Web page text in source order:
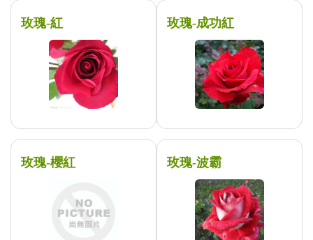
玫瑰-紅 玫瑰-成功紅
玫瑰-櫻紅 玫瑰-波霸